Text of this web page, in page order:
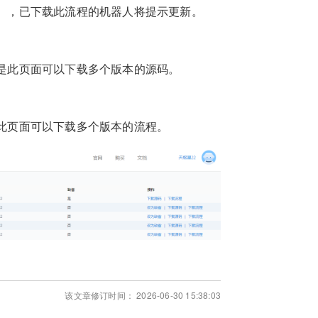
已下载此流程的机器人将提示更新。
页面可以下载多个版本的源码。
面可以下载多个版本的流程。
该文章修订时间： 2026-06-30 15:38:03